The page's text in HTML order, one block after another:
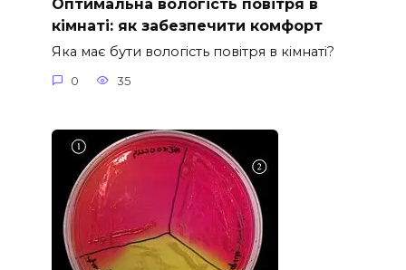
Оптимальна вологість повітря в
кімнаті: як забезпечити комфорт
Яка має бути вологість повітря в кімнаті?
0 35